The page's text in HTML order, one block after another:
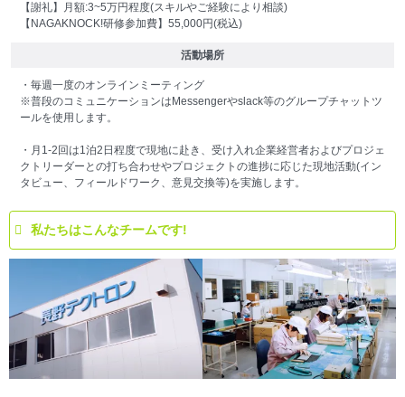
【謝礼】月額:3~5万円程度(スキルやご経験により相談)
【NAGAKNOCK!研修参加費】55,000円(税込)
活動場所
・毎週一度のオンラインミーティング
※普段のコミュニケーションはMessengerやslack等のグループチャットツ
ールを使用します。
・月1‐2回は1泊2日程度で現地に赴き、受け入れ企業経営者およびプロジェ
クトリーダーとの打ち合わせやプロジェクトの進捗に応じた現地活動(イン
タビュー、フィールドワーク、意見交換等)を実施します。
私たちはこんなチームです!